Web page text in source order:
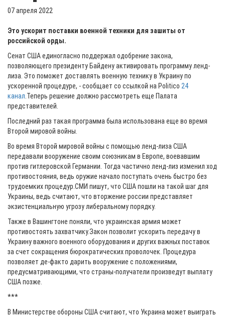
07 апреля 2022
Это ускорит поставки военной техники для зашиты от
российской орды.
Сенат США единогласно поддержал одобрение закона,
позволяющего президенту Байдену активировать программу ленд-
лиза. Это поможет доставлять военную технику в Украину по
ускоренной процедуре, - сообщает со ссылкой на Politico 24
канал .Теперь решение должно рассмотреть еще Палата
представителей.
Последний раз такая программа была использована еще во время
Второй мировой войны.
Во время Второй мировой войны с помощью ленд-лиза США
передавали вооружение своим союзникам в Европе, воевавшим
против гитлеровской Германии. Тогда частично ленд-лиз изменил ход
противостояния, ведь оружие начало поступать очень быстро без
трудоемких процедур.СМИ пишут, что США пошли на такой шаг для
Украины, ведь считают, что вторжение россии представляет
экзистенциальную угрозу либеральному порядку.
Также в Вашингтоне поняли, что украинская армия может
противостоять захватчику.Закон позволит ускорить передачу в
Украину важного военного оборудования и других важных поставок
за счет сокращения бюрократических проволочек. Процедура
позволяет де-факто дарить вооружение с положениями,
предусматривающими, что страны-получатели произведут выплату
США позже.
***
В Министерстве обороны США считают, что Украина может выиграть